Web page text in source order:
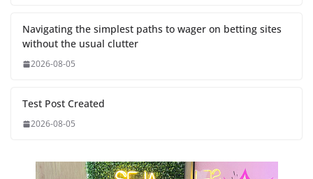
Navigating the simplest paths to wager on betting sites
without the usual clutter
2026-08-05
Test Post Created
2026-08-05